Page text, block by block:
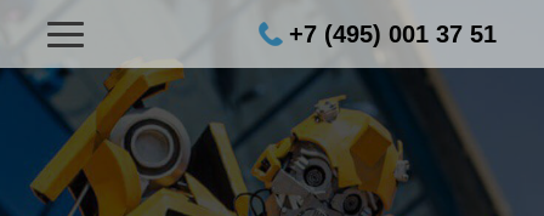
+7 (495) 001 37 51